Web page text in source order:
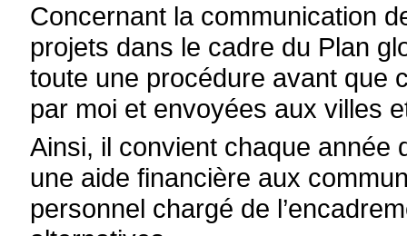
Concernant la communication
projets dans le cadre du Plan
toute une procédure avant que
par moi et envoyées aux villes
Ainsi, il convient chaque année
une aide financière aux
personnel chargé de